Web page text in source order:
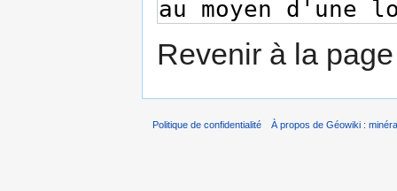
Revenir à la
Politique de confidentialité À propos de Géowiki :